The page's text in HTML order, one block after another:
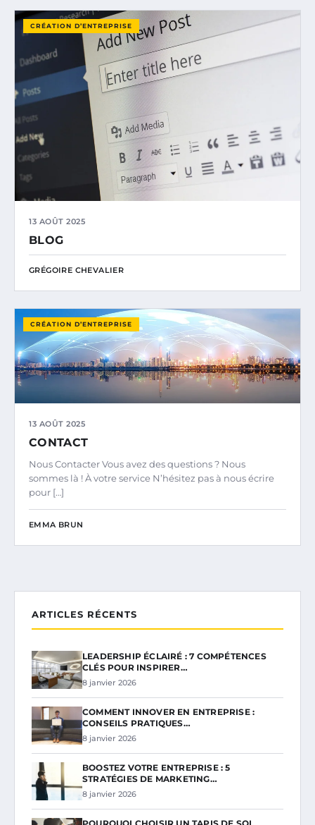
CRÉATION D’ENTREPRISE
13 AOÛT 2025
BLOG
GRÉGOIRE CHEVALIER
CRÉATION D’ENTREPRISE
13 AOÛT 2025
CONTACT
Nous Contacter Vous avez des questions ? Nous
sommes là ! À votre service N’hésitez pas à nous écrire
pour […]
EMMA BRUN
ARTICLES RÉCENTS
LEADERSHIP ÉCLAIRÉ : 7 COMPÉTENCES
CLÉS POUR INSPIRER…
8 janvier 2026
COMMENT INNOVER EN ENTREPRISE :
CONSEILS PRATIQUES…
8 janvier 2026
BOOSTEZ VOTRE ENTREPRISE : 5
STRATÉGIES DE MARKETING…
8 janvier 2026